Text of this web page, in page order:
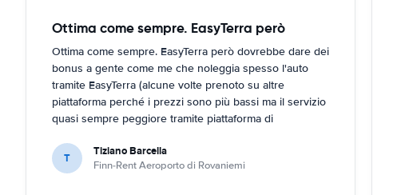
Ottima come sempre. EasyTerra però
Ottima come sempre. EasyTerra però dovrebbe dare dei
bonus a gente come me che noleggia spesso l'auto
tramite EasyTerra (alcune volte prenoto su altre
piattaforma perché i prezzi sono più bassi ma il servizio
quasi sempre peggiore tramite piattaforma di
T Tiziano Barcella
Finn-Rent Aeroporto di Rovaniemi